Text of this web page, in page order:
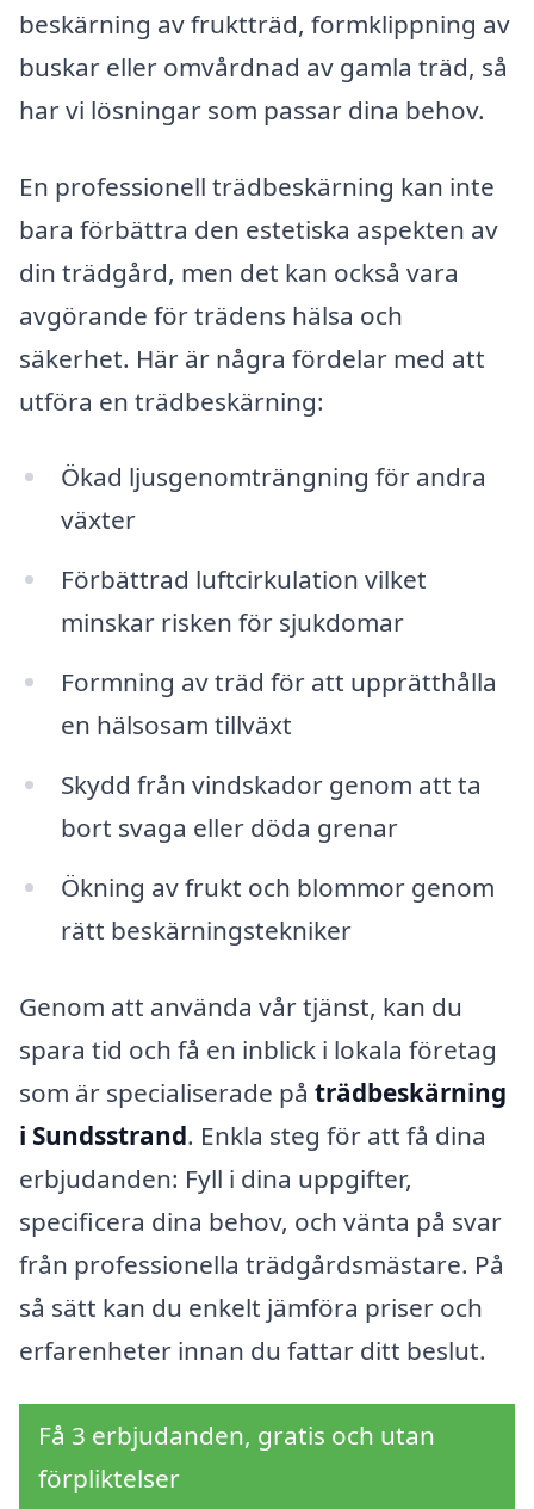
beskärning av fruktträd, formklippning av
buskar eller omvårdnad av gamla träd, så
har vi lösningar som passar dina behov.
En professionell trädbeskärning kan inte
bara förbättra den estetiska aspekten av
din trädgård, men det kan också vara
avgörande för trädens hälsa och
säkerhet. Här är några fördelar med att
utföra en trädbeskärning:
Ökad ljusgenomträngning för andra
växter
Förbättrad luftcirkulation vilket
minskar risken för sjukdomar
Formning av träd för att upprätthålla
en hälsosam tillväxt
Skydd från vindskador genom att ta
bort svaga eller döda grenar
Ökning av frukt och blommor genom
rätt beskärningstekniker
Genom att använda vår tjänst, kan du
spara tid och få en inblick i lokala företag
som är specialiserade på trädbeskärning
i Sundsstrand. Enkla steg för att få dina
erbjudanden: Fyll i dina uppgifter,
specificera dina behov, och vänta på svar
från professionella trädgårdsmästare. På
så sätt kan du enkelt jämföra priser och
erfarenheter innan du fattar ditt beslut.
Få 3 erbjudanden, gratis och utan
förpliktelser